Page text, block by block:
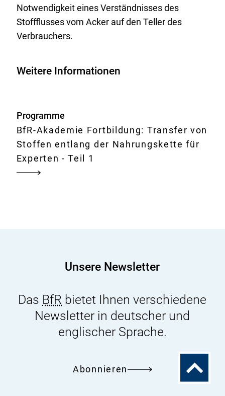
Notwendigkeit eines Verständnisses des
Stoffflusses vom Acker auf den Teller des
Verbrauchers.
Weitere Informationen
Programme
BfR-Akademie Fortbildung: Transfer von
Stoffen entlang der Nahrungskette für
Experten - Teil 1
Unsere Newsletter
Das BfR bietet Ihnen verschiedene
Newsletter in deutscher und
englischer Sprache.
Abonnieren
Zum